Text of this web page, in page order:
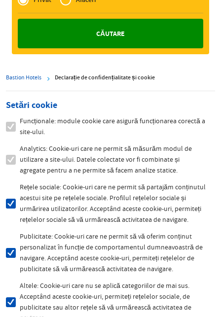
Zakelijk
Bastion Hotels Declarație de confidențialitate și cookie
Setări cookie
Funcționale: module cookie care asigură funcționarea corectă a
site-ului.
Analytics: Cookie-uri care ne permit să măsurăm modul de
utilizare a site-ului. Datele colectate vor fi combinate și
agregate pentru a ne permite să facem analize statice.
Rețele sociale: Cookie-uri care ne permit să partajăm conținutul
acestui site pe rețelele sociale. Profilul rețelelor sociale și
urmărirea utilizatorilor. Acceptând aceste cookie-uri, permiteți
rețelelor sociale să vă urmărească activitatea de navigare.
Publicitate: Cookie-uri care ne permit să vă oferim conținut
personalizat în funcție de comportamentul dumneavoastră de
navigare. Acceptând aceste cookie-uri, permiteți rețelelor de
publicitate să vă urmărească activitatea de navigare.
Altele: Cookie-uri care nu se aplică categoriilor de mai sus.
Acceptând aceste cookie-uri, permiteți rețelelor sociale, de
publicitate sau altor rețele să vă urmărească activitatea de